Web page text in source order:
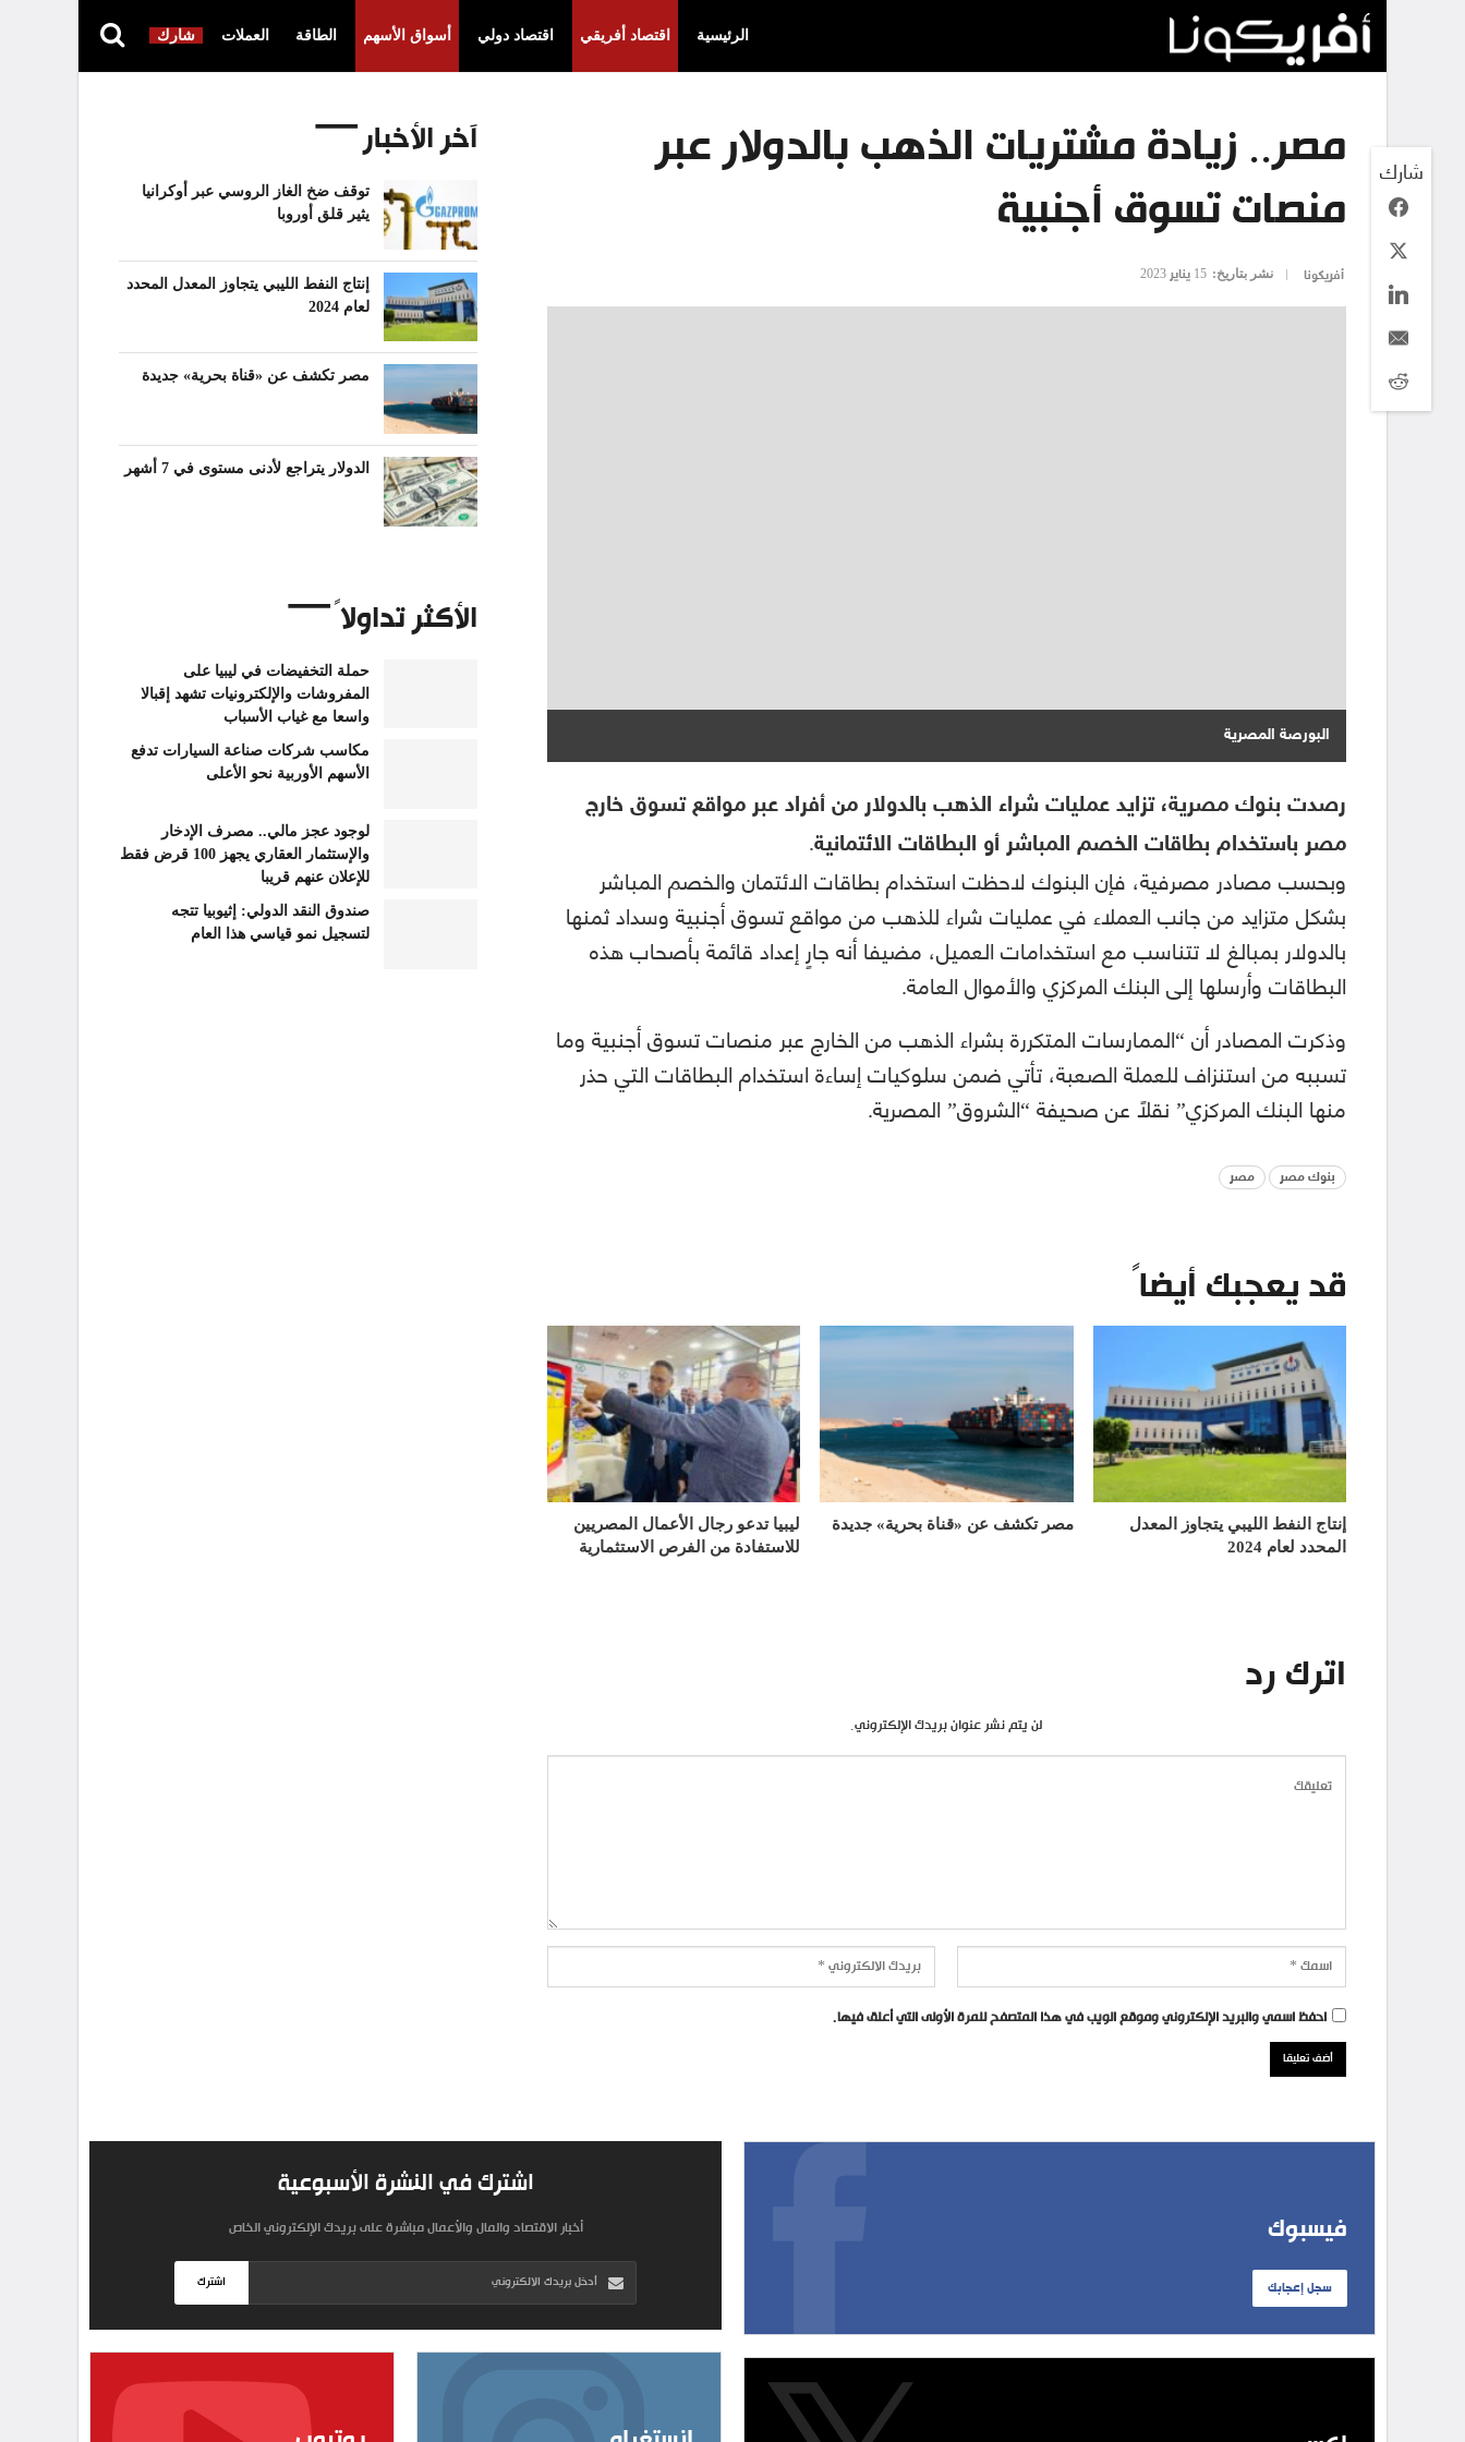
الرئيسية اقتصاد أفريقي اقتصاد دولي أسواق الأسهم الطاقة العملات شارك
مصر.. زيادة مشتريات الذهب بالدولار عبر
منصات تسوق أجنبية
أفريكونا نشر بتاريخ: 15 يناير 2023
البورصة المصرية
شارك
رصدت بنوك مصرية، تزايد عمليات شراء الذهب بالدولار من أفراد عبر مواقع تسوق خارج
مصر باستخدام بطاقات الخصم المباشر أو البطاقات الائتمانية.
وبحسب مصادر مصرفية، فإن البنوك لاحظت استخدام بطاقات الائتمان والخصم المباشر
بشكل متزايد من جانب العملاء في عمليات شراء للذهب من مواقع تسوق أجنبية وسداد ثمنها
بالدولار بمبالغ لا تتناسب مع استخدامات العميل، مضيفا أنه جارٍ إعداد قائمة بأصحاب هذه
البطاقات وأرسلها إلى البنك المركزي والأموال العامة.
وذكرت المصادر أن “الممارسات المتكررة بشراء الذهب من الخارج عبر منصات تسوق أجنبية وما
تسببه من استنزاف للعملة الصعبة، تأتي ضمن سلوكيات إساءة استخدام البطاقات التي حذر
منها البنك المركزي” نقلاً عن صحيفة “الشروق” المصرية.
بنوك مصر مصر
قد يعجبك أيضاً
إنتاج النفط الليبي يتجاوز المعدل
المحدد لعام 2024
مصر تكشف عن «قناة بحرية» جديدة
ليبيا تدعو رجال الأعمال المصريين
للاستفادة من الفرص الاستثمارية
اترك رد
لن يتم نشر عنوان بريدك الإلكتروني.
احفظ اسمي والبريد الإلكتروني وموقع الويب في هذا المتصفح للمرة الأولى التي أعلق فيها.
آخر الأخبار
توقف ضخ الغاز الروسي عبر أوكرانيا
يثير قلق أوروبا
إنتاج النفط الليبي يتجاوز المعدل المحدد
لعام 2024
مصر تكشف عن «قناة بحرية» جديدة
الدولار يتراجع لأدنى مستوى في 7 أشهر
الأكثر تداولاً
حملة التخفيضات في ليبيا على
المفروشات والإلكترونيات تشهد إقبالا
واسعا مع غياب الأسباب
مكاسب شركات صناعة السيارات تدفع
الأسهم الأوربية نحو الأعلى
لوجود عجز مالي.. مصرف الإدخار
والإستثمار العقاري يجهز 100 قرض فقط
للإعلان عنهم قريبا
صندوق النقد الدولي: إثيوبيا تتجه
لتسجيل نمو قياسي هذا العام
فيسبوك
سجل إعجابك
اشترك في النشرة الأسبوعية
أخبار الاقتصاد والمال والأعمال مباشرة على بريدك الإلكتروني الخاص
اشترك